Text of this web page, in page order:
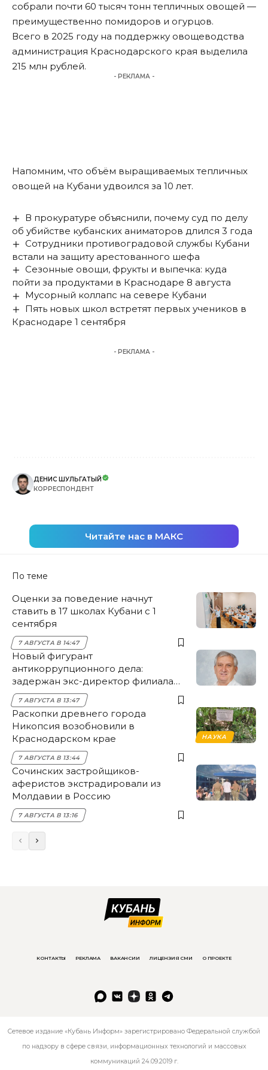
собрали почти 60 тысяч тонн тепличных овощей —
преимущественно помидоров и огурцов.
Всего в 2025 году на поддержку овощеводства
администрация Краснодарского края выделила
215 млн рублей.
- РЕКЛАМА -
Напомним, что объём выращиваемых тепличных
овощей на Кубани удвоился за 10 лет.
В прокуратуре объяснили, почему суд по делу
об убийстве кубанских аниматоров длился 3 года
Сотрудники противоградовой службы Кубани
встали на защиту арестованного шефа
Сезонные овощи, фрукты и выпечка: куда
пойти за продуктами в Краснодаре 8 августа
Мусорный коллапс на севере Кубани
Пять новых школ встретят первых учеников в
Краснодаре 1 сентября
- РЕКЛАМА -
ДЕНИС ШУЛЬГАТЫЙ
КОРРЕСПОНДЕНТ
Читайте нас в МАКС
По теме
Оценки за поведение начнут
ставить в 17 школах Кубани с 1
сентября
7 АВГУСТА В 14:47
Новый фигурант
антикоррупционного дела:
задержан экс-директор филиала
НЭСК Крымска
7 АВГУСТА В 13:47
НАУКА
Раскопки древнего города
Никопсия возобновили в
Краснодарском крае
7 АВГУСТА В 13:44
Сочинских застройщиков-
аферистов экстрадировали из
Молдавии в Россию
7 АВГУСТА В 13:16
КОНТАКТЫ РЕКЛАМА ВАКАНСИИ ЛИЦЕНЗИЯ СМИ О ПРОЕКТЕ
Сетевое издание «Кубань Информ» зарегистрировано Федеральной службой
по надзору в сфере связи, информационных технологий и массовых
коммуникаций 24.09.2019 г.